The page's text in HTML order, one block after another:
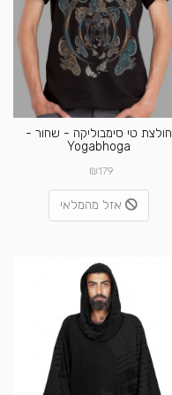
חולצת טי סימבוליקה - שחור -
Yogabhoga
₪179
אזל מהמלאי